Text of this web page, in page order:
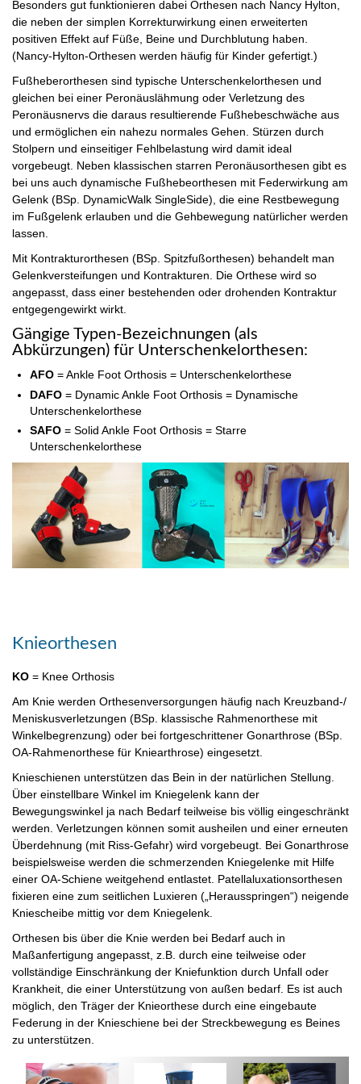
Besonders gut funktionieren dabei Orthesen nach Nancy Hylton,
die neben der simplen Korrekturwirkung einen erweiterten
positiven Effekt auf Füße, Beine und Durchblutung haben.
(Nancy-Hylton-Orthesen werden häufig für Kinder gefertigt.)
Fußheberorthesen sind typische Unterschenkelorthesen und
gleichen bei einer Peronäuslähmung oder Verletzung des
Peronäusnervs die daraus resultierende Fußhebeschwäche aus
und ermöglichen ein nahezu normales Gehen. Stürzen durch
Stolpern und einseitiger Fehlbelastung wird damit ideal
vorgebeugt. Neben klassischen starren Peronäusorthesen gibt es
bei uns auch dynamische Fußhebeorthesen mit Federwirkung am
Gelenk (BSp. DynamicWalk SingleSide), die eine Restbewegung
im Fußgelenk erlauben und die Gehbewegung natürlicher werden
lassen.
Mit Kontrakturorthesen (BSp. Spitzfußorthesen) behandelt man
Gelenkversteifungen und Kontrakturen. Die Orthese wird so
angepasst, dass einer bestehenden oder drohenden Kontraktur
entgegengewirkt wirkt.
Gängige Typen-Bezeichnungen (als
Abkürzungen) für Unterschenkelorthesen:
AFO = Ankle Foot Orthosis = Unterschenkelorthese
DAFO = Dynamic Ankle Foot Orthosis = Dynamische
Unterschenkelorthese
SAFO = Solid Ankle Foot Orthosis = Starre
Unterschenkelorthese
Knieorthesen
KO = Knee Orthosis
Am Knie werden Orthesenversorgungen häufig nach Kreuzband-/
Meniskusverletzungen (BSp. klassische Rahmenorthese mit
Winkelbegrenzung) oder bei fortgeschrittener Gonarthrose (BSp.
OA-Rahmenorthese für Kniearthrose) eingesetzt.
Knieschienen unterstützen das Bein in der natürlichen Stellung.
Über einstellbare Winkel im Kniegelenk kann der
Bewegungswinkel ja nach Bedarf teilweise bis völlig eingeschränkt
werden. Verletzungen können somit ausheilen und einer erneuten
Überdehnung (mit Riss-Gefahr) wird vorgebeugt. Bei Gonarthrose
beispielsweise werden die schmerzenden Kniegelenke mit Hilfe
einer OA-Schiene weitgehend entlastet. Patellaluxationsorthesen
fixieren eine zum seitlichen Luxieren („Herausspringen“) neigende
Kniescheibe mittig vor dem Kniegelenk.
Orthesen bis über die Knie werden bei Bedarf auch in
Maßanfertigung angepasst, z.B. durch eine teilweise oder
vollständige Einschränkung der Kniefunktion durch Unfall oder
Krankheit, die einer Unterstützung von außen bedarf. Es ist auch
möglich, den Träger der Knieorthese durch eine eingebaute
Federung in der Knieschiene bei der Streckbewegung es Beines
zu unterstützen.